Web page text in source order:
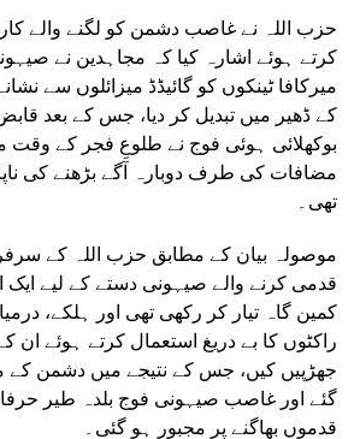
حزب اللہ نے غاصب دشمن کو لگنے والے
کرتے ہوئے اشارہ کیا کہ مجاہدین نے
میرکافا ٹینکوں کو گائیڈڈ میزائلوں سے
کے ڈھیر میں تبدیل کر دیا، جس کے بعد
بوکھلائی ہوئی فوج نے طلوعِ فجر کے
مضافات کی طرف دوبارہ آگے بڑھنے کی
تھی۔
موصولہ بیان کے مطابق حزب اللہ کے
قدمی کرنے والے صیہونی دستے کے لیے ایک
کمین گاہ تیار کر رکھی تھی اور ہلکے،
راکٹوں کا بے دریغ استعمال کرتے ہوئے ان
جھڑپیں کیں، جس کے نتیجے میں دشمن کے
گئے اور غاصب صیہونی فوج بلدہ طیر
قدموں بھاگنے پر مجبور ہو گئی۔